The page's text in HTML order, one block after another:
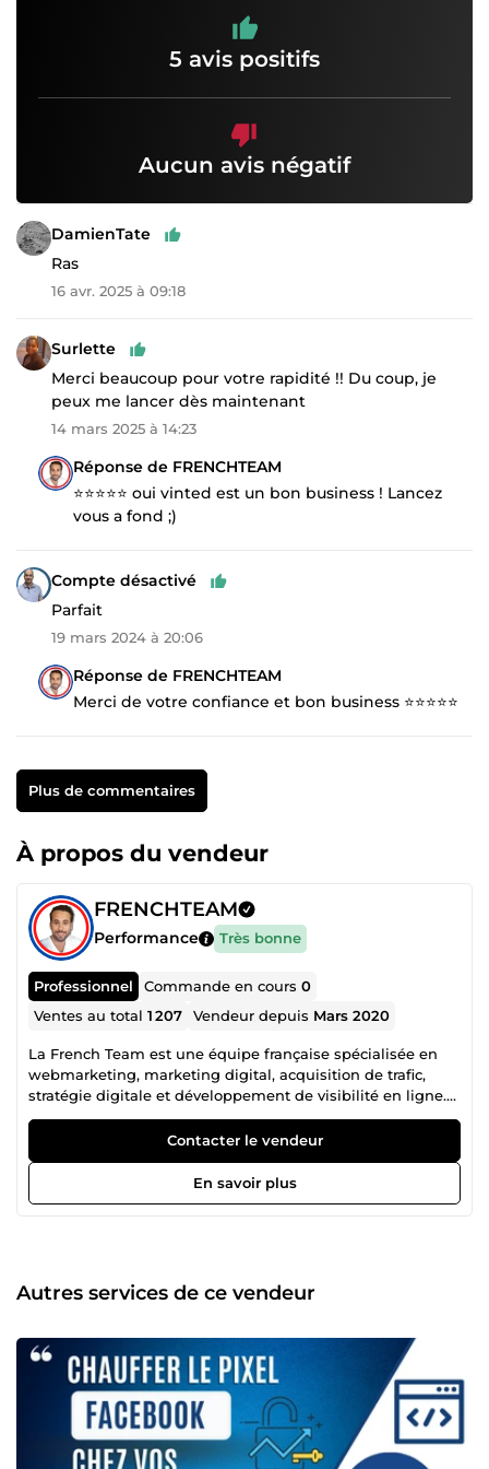
5 avis positifs
Aucun avis négatif
DamienTate
Ras
16 avr. 2025 à 09:18
Surlette
Merci beaucoup pour votre rapidité !! Du coup, je
peux me lancer dès maintenant
14 mars 2025 à 14:23
Réponse de FRENCHTEAM
⭐️⭐️⭐️⭐️⭐️ oui vinted est un bon business ! Lancez
vous a fond ;)
Compte désactivé
Parfait
19 mars 2024 à 20:06
Réponse de FRENCHTEAM
Merci de votre confiance et bon business ⭐️⭐️⭐️⭐️⭐️
Plus de commentaires
À propos du vendeur
FRENCHTEAM
Performance Très bonne
Professionnel Commande en cours0
Ventes au total1 207 Vendeur depuis Mars 2020
La French Team est une équipe française spécialisée en
webmarketing, marketing digital, acquisition de trafic,
stratégie digitale et développement de visibilité en ligne.
Notre collectif regroupe plusieurs profils complémentaires,
âgés de 21 à 39 ans, chacun expert dans son domaine :
publicité Facebook Ads, Instagram Ads, Snapchat Ads,
Google Ads, création de site web, tunnel de vente,
copywriting, génération de leads, branding, growth
approche complète, efficace et orientée résultats. Là où
beaucoup s’arrêtent à la théorie, nous mettons en place
développer votre présence en ligne, améliorer votre image
de marque et booster votre chiffre d’affaires. Notre arrivée
sur ComeUp a un objectif simple : rendre accessibles des
compétences habituellement réservées à des structures
plus importantes. Depuis longtemps, nous accompagnons
dans l’ombre de nombreux entrepreneurs, marques, e-
Contacter le vendeur
En savoir plus
Autres services de ce vendeur